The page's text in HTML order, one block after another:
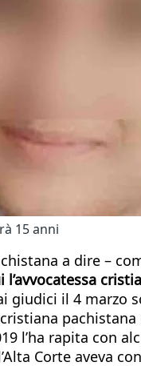
15 anni
a dire –
giudici il 4
l’ha rapita con
Corte aveva